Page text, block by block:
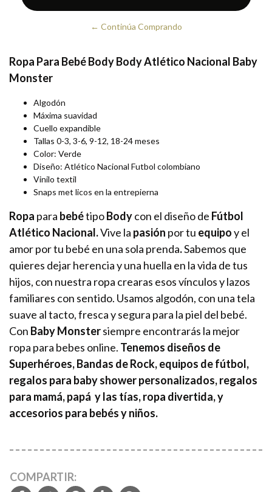
← Continúa Comprando
Ropa Para Bebé Body Body Atlético Nacional Baby
Monster
Algodón
Máxima suavidad
Cuello expandible
Tallas 0-3, 3-6, 9-12, 18-24 meses
Color: Verde
Diseño: Atlético Nacional Futbol colombiano
Vinilo textil
Snaps met licos en la entrepierna
Ropa para bebétipoBodycon el diseño de Fútbol
Atlético Nacional.Vive la pasión por tu equipoy el
amor por tu bebé en una sola prenda.Sabemos que
quieres dejar herencia y una huella en la vida de tus
hijos, con nuestra ropa crearas esos vínculos y lazos
familiares con sentido. Usamos algodón, con una tela
suave al tacto, fresca y segura para la piel del bebé.
Con Baby Monstersiempre encontrarás la mejor
ropa para bebes online. Tenemos diseños de
Superhéroes, Bandas de Rock, equipos de fútbol,
regalos para baby shower personalizados, regalos
para mamá, papá y las tías, ropa divertida, y
accesorios para bebés y niños.
COMPARTIR: